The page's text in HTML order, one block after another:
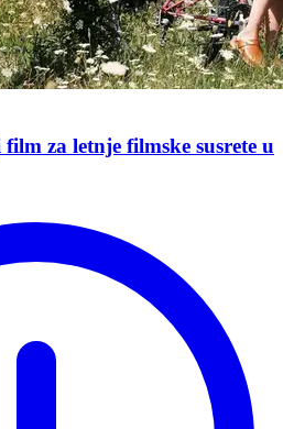
za letnje filmske susrete u